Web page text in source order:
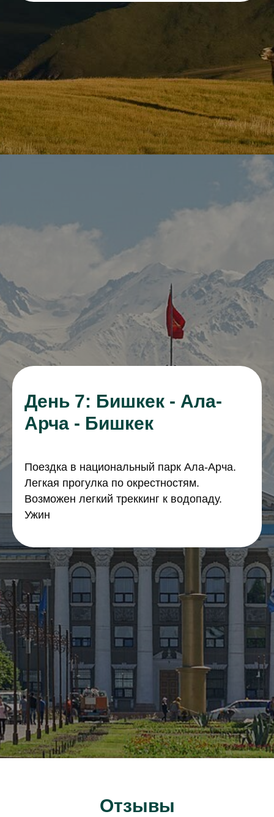
День 7: Бишкек - Ала-
Арча - Бишкек
Поездка в национальный парк Ала-Арча.
Легкая прогулка по окрестностям.
Возможен легкий треккинг к водопаду.
Ужин
Отзывы